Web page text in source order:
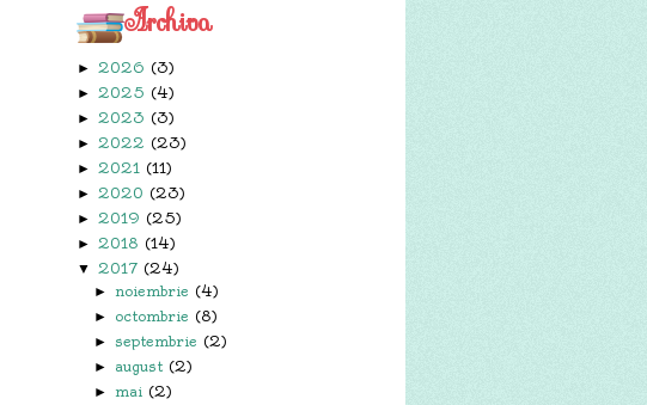
Archiva
► 2026 (3)
► 2025 (4)
► 2023 (3)
► 2022 (23)
► 2021 (11)
► 2020 (23)
► 2019 (25)
► 2018 (14)
▼ 2017 (24)
► noiembrie (4)
► octombrie (8)
►septembrie (2)
► august (2)
►mai (2)